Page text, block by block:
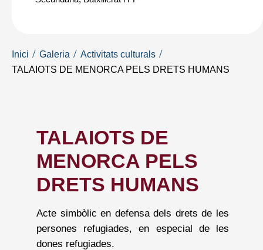
Inici Galeria
Activitats culturals
TALAIOTS DE MENORCA PELS DRETS HUMANS
TALAIOTS DE
MENORCA PELS
DRETS HUMANS
Acte simbòlic en defensa dels drets de les
persones refugiades, en especial de les
dones refugiades.